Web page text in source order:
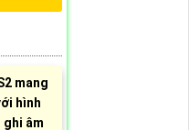
mang
hình
âm